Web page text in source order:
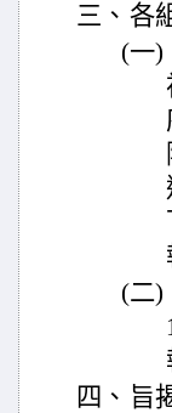
三、 各
(一)
(二)
四、 旨